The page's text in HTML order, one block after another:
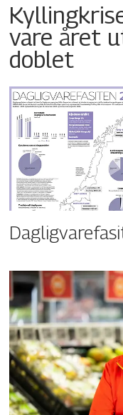
vare året
doblet